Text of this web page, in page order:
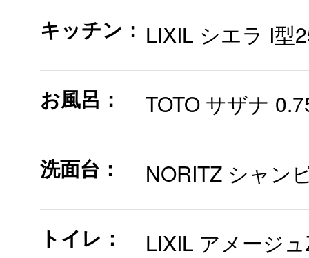
キッチン： LIXIL シエラ I型
お風呂： TOTO サザナ
洗面台： NORITZ シャン
トイレ： LIXIL アメージ